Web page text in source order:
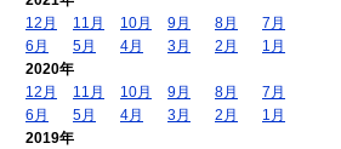
12月
11月 10月 9月 8月
7月
6月
5月 4月 3月 2月
1月
2020年
12月
11月 10月 9月 8月
7月
6月
5月 4月 3月 2月
1月
2019年